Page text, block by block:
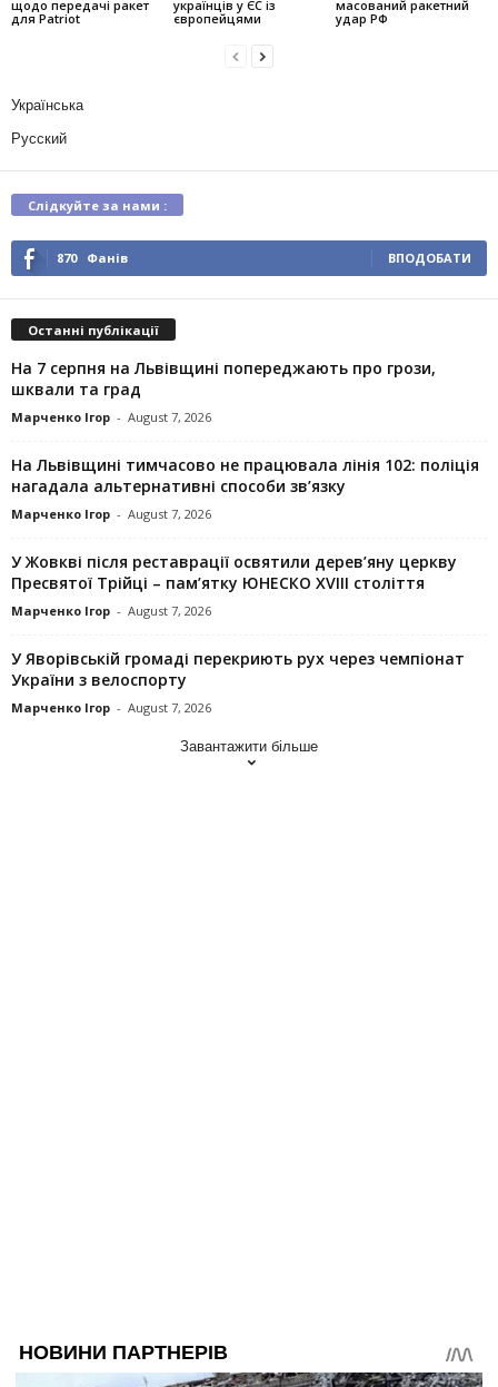
щодо передачі ракет
для Patriot
українців у ЄС із
європейцями
масований ракетний
удар РФ
Українська
Русский
Слідкуйте за нами :
870 Фанів ВПОДОБАТИ
Останні публікації
На 7 серпня на Львівщині попереджають про грози,
шквали та град
Марченко Ігор - August 7, 2026
На Львівщині тимчасово не працювала лінія 102: поліція
нагадала альтернативні способи зв’язку
Марченко Ігор - August 7, 2026
У Жовкві після реставрації освятили дерев’яну церкву
Пресвятої Трійці – пам’ятку ЮНЕСКО XVIII століття
Марченко Ігор - August 7, 2026
У Яворівській громаді перекриють рух через чемпіонат
України з велоспорту
Марченко Ігор - August 7, 2026
Завантажити більше